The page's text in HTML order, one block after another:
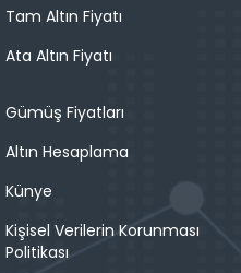
Tam Altın Fiyatı
Ata Altın Fiyatı
Gümüş Fiyatları
Altın Hesaplama
Künye
Kişisel Verilerin Korunması
Politikası